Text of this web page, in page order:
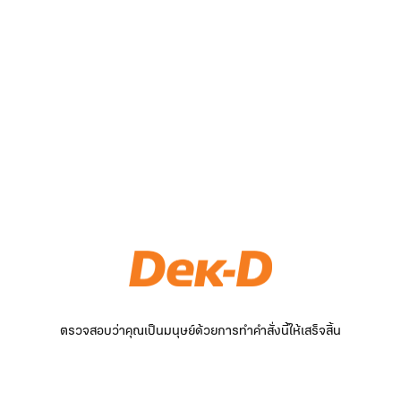
ตรวจสอบว่าคุณเป็นมนุษย์ด้วยการทำคำสั่งนี้ให้เสร็จสิ้น